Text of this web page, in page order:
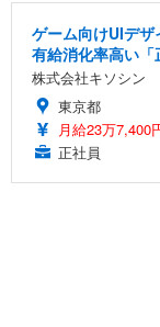
ゲーム向けUIデ
有給消化率高い
株式会社キソシン
東京都
月給23万7,400
正社員